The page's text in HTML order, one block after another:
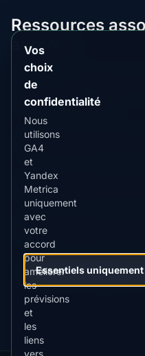
Ressources
aurores
📊
Direct
Données
en
direct
Bordeaux
📖 Guide
Contenu
guide
📖 Guide
Contenu
guide
📖 Guide
Contenu
guide
⭐ Premium
Destination
premium
Comparer
Vos
choix
de
confidentialité
Nous
utilisons
GA4
et
Yandex
Metrica
uniquement
avec
votre
accord
pour
améliorer
les
prévisions
et
les
liens
vers
Essentiels uniquement